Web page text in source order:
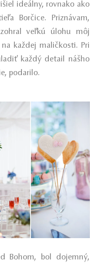
ideálny, rovnako ako
Borčice. Priznávam,
veľkú úlohu môj
každej maličkosti. Pri
každý detail nášho
podarilo.
Bohom, bol dojemný,